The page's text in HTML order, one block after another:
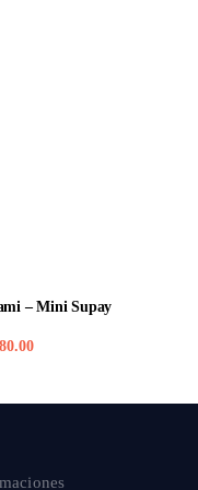
– Mini Supay
80.00